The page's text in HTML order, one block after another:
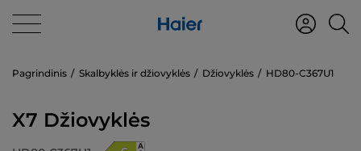
Pagrindinis Skalbyklės ir džiovyklės Džiovyklės HD80-C367U1
X7 Džiovyklės